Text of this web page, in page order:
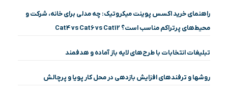
راهنمای خرید اکسس پوینت میکروتیک: چه مدلی برای خانه، شرکت و
محیط‌های پرتراکم مناسب است؟ Cat4 vs Cat6 vs Cat12
تبلیغات انتخابات با طرح‌های لایه باز آماده و هدفمند
روشها و ترفندهای افزایش بازدهی در محل کار پویا و پرچالش